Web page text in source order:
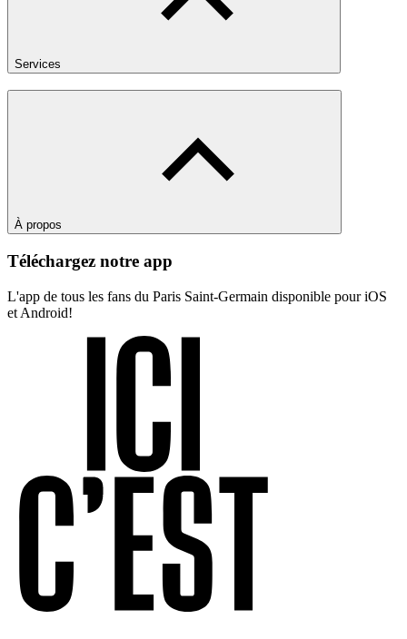
Services
À propos
Téléchargez notre app
L'app de tous les fans du Paris Saint-Germain disponible pour iOS
et Android!